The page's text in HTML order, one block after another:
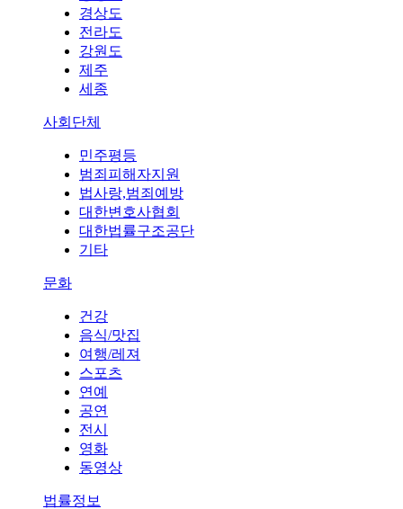
경상도
전라도
강원도
제주
세종
사회단체
민주평등
범죄피해자지원
법사랑,범죄예방
대한변호사협회
대한법률구조공단
기타
문화
건강
음식/맛집
여행/레져
스포츠
연예
공연
전시
영화
동영상
법률정보